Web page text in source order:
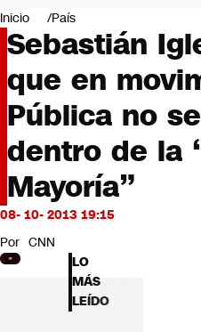
Negocios
Deportes
Programas completos
Cultura
Servicios
Bits
CNN tiempo
Futuro 360
Opinión
Inicio País
Sebastián
que en
Pública no
dentro de la
Mayoría”
08- 10- 2013 19:15
Por CNN
LO
MÁS
LEÍDO